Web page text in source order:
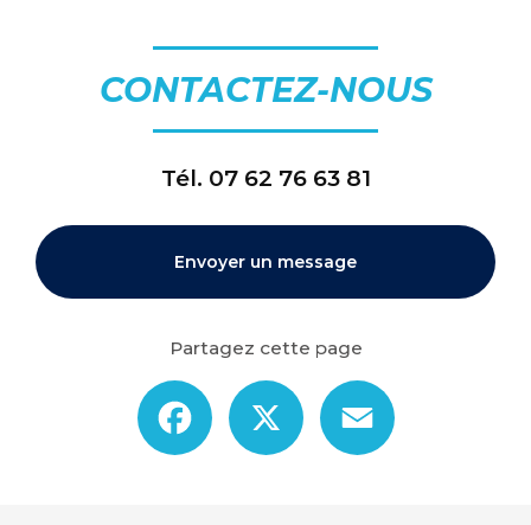
CONTACTEZ-NOUS
Tél. 07 62 76 63 81
Envoyer un message
Partagez cette page
Facebook